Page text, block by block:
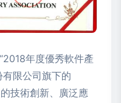
年度優秀軟件產
限公司旗下的
技術創新、廣泛應